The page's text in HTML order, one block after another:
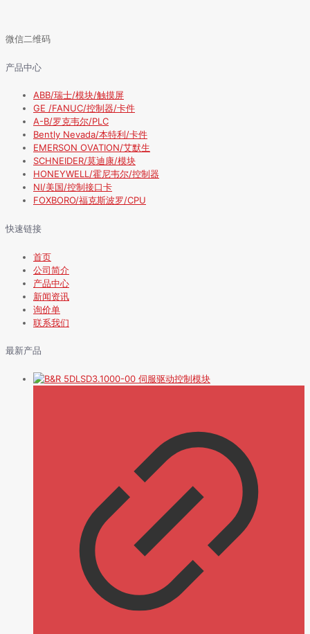
微信二维码
产品中心
ABB/瑞士/模块/触摸屏
GE /FANUC/控制器/卡件
A-B/罗克韦尔/PLC
Bently Nevada/本特利/卡件
EMERSON OVATION/艾默生
SCHNEIDER/莫迪康/模块
HONEYWELL/霍尼韦尔/控制器
NI/美国/控制接口卡
FOXBORO/福克斯波罗/CPU
快速链接
首页
公司简介
产品中心
新闻资讯
询价单
联系我们
最新产品